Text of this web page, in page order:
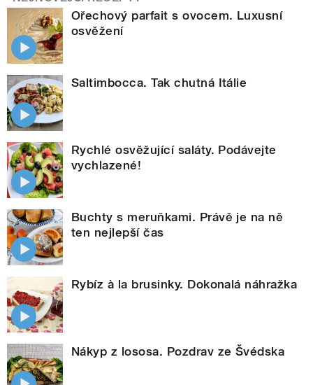
Ořechový parfait s ovocem. Luxusní
osvěžení
Saltimbocca. Tak chutná Itálie
Rychlé osvěžující saláty. Podávejte
vychlazené!
Buchty s meruňkami. Právě je na ně
ten nejlepší čas
Rybíz à la brusinky. Dokonalá náhražka
Nákyp z lososa. Pozdrav ze Švédska